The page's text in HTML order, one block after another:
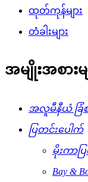
ထုတ်ကုန်များ
တံခါးများ
အမျိုးအစားမ
အလူမီနီယံ ခြံ
ပြတင်းပေါက်
မိုးကာပ
Bay &